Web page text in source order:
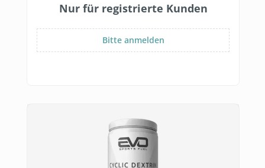
Nur für registrierte Kunden
Bitte anmelden